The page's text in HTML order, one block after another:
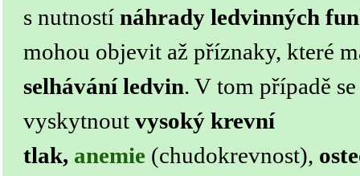
s nutností náhrady ledvinných
mohou objevit až příznaky, které
selhávání ledvin. V tom případě
vyskytnout vysoký krevní
tlak, anemie (chudokrevnost),